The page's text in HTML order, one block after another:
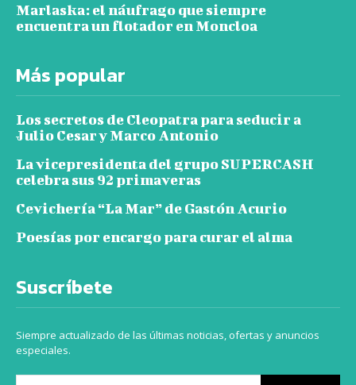
Marlaska: el náufrago que siempre
encuentra un flotador en Moncloa
Más popular
Los secretos de Cleopatra para seducir a
Julio Cesar y Marco Antonio
La vicepresidenta del grupo SUPERCASH
celebra sus 92 primaveras
Cevichería “La Mar” de Gastón Acurio
Poesías por encargo para curar el alma
Suscríbete
Siempre actualizado de las últimas noticias, ofertas y anuncios
especiales.